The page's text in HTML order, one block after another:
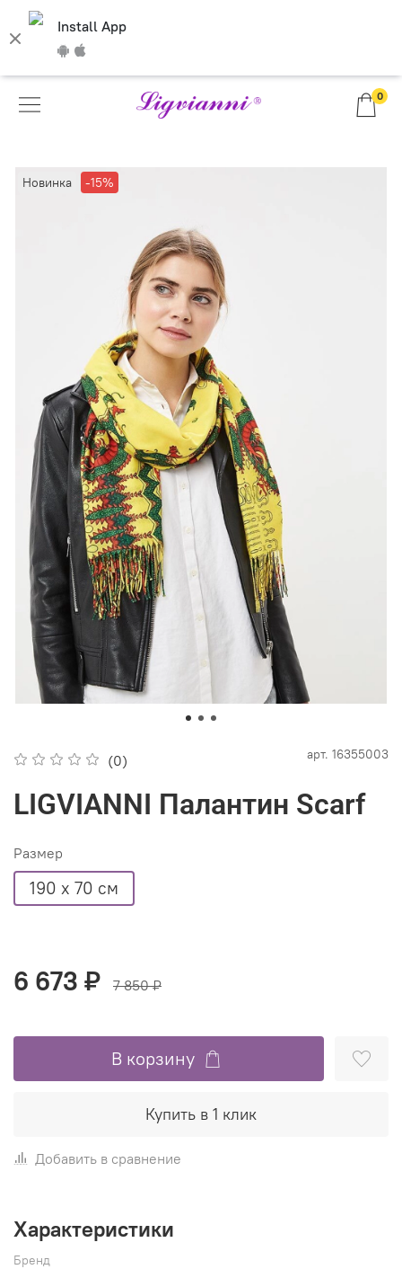
Install App
0
Новинка -15%
(0) арт. 16355003
LIGVIANNI Палантин Scarf
Размер
190 х 70 см
6 673 ₽ 7 850 ₽
В корзину
Купить в 1 клик
Добавить в сравнение
Характеристики
Бренд